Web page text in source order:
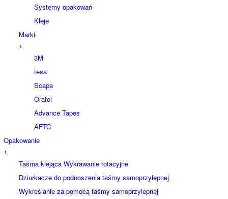
Systemy opakowań
Kleje
Marki
+
3M
tesa
Scapa
Orafol
Advance Tapes
AFTC
Opakowanie
+
Taśma klejąca Wykrawanie rotacyjne
Dziurkacze do podnoszenia taśmy samoprzylepnej
Wykreślanie za pomocą taśmy samoprzylepnej